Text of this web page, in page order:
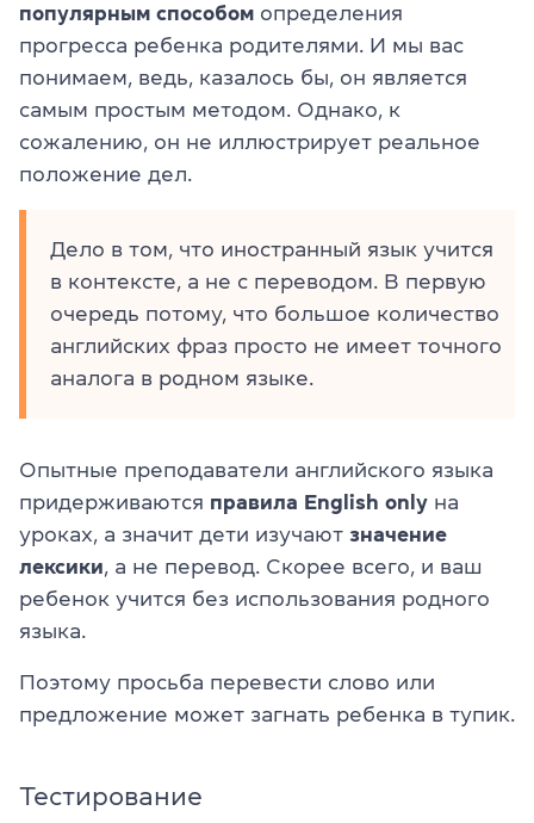
популярным способом определения
прогресса ребенка родителями. И мы вас
понимаем, ведь, казалось бы, он является
самым простым методом. Однако, к
сожалению, он не иллюстрирует реальное
положение дел.
Дело в том, что иностранный язык учится
в контексте, а не с переводом. В первую
очередь потому, что большое количество
английских фраз просто не имеет точного
аналога в родном языке.
Опытные преподаватели английского языка
придерживаются правила English only на
уроках, а значит дети изучают значение
лексики , а не перевод. Скорее всего, и ваш
ребенок учится без использования родного
языка.
Поэтому просьба перевести слово или
предложение может загнать ребенка в тупик.
Тестирование